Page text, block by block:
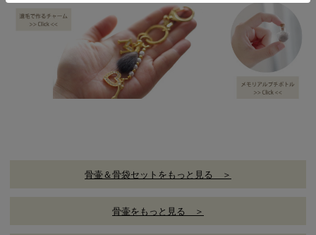
骨壷＆骨袋セットをもっと見る ＞
骨壷をもっと見る ＞